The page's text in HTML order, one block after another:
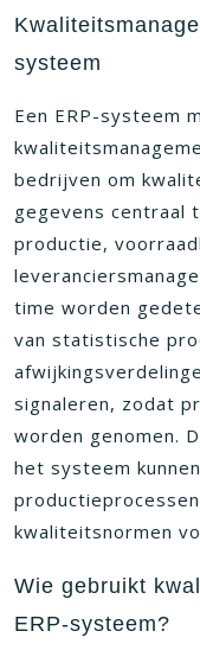
systeem
Een ERP-systeem
bedrijven om
gegevens centraal
productie,
time worden
van statistische
signaleren, zodat
worden genomen.
het systeem
kwaliteitsnormen
Wie gebruikt
ERP-systeem?